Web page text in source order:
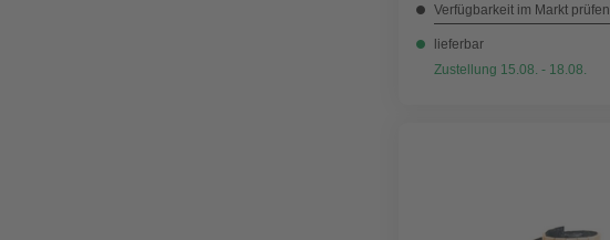
Verfügbarkeit im Markt prüfen
lieferbar
Zustellung 15.08. - 18.08.